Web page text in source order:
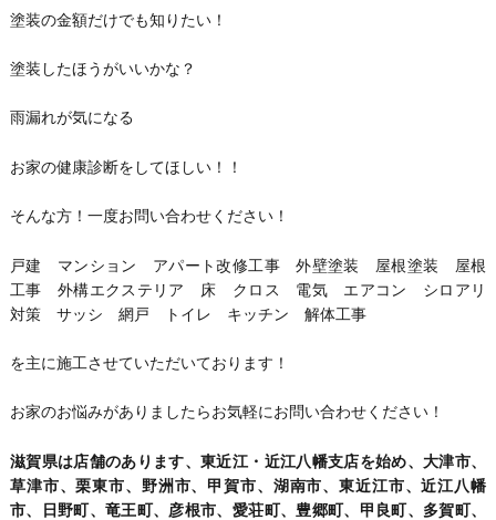
塗装の金額だけでも知りたい！
塗装したほうがいいかな？
雨漏れが気になる
お家の健康診断をしてほしい！！
そんな方！一度お問い合わせください！
戸建 マンション アパート改修工事 外壁塗装 屋根塗装 屋根
工事 外構エクステリア 床 クロス 電気 エアコン シロアリ
対策 サッシ 網戸 トイレ キッチン 解体工事
を主に施工させていただいております！
お家のお悩みがありましたらお気軽にお問い合わせください！
滋賀県は店舗のあります、東近江・近江八幡支店を始め、大津市、
草津市、栗東市、野洲市、甲賀市、湖南市、東近江市、近江八幡
市、日野町、竜王町、彦根市、愛荘町、豊郷町、甲良町、多賀町、